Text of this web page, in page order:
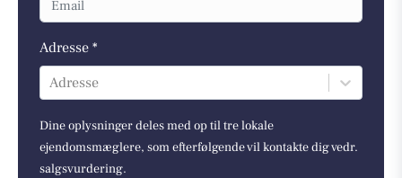
Adresse *
Adresse
Dine oplysninger deles med op til tre lokale
ejendomsmæglere, som efterfølgende vil kontakte dig vedr.
salgsvurdering.